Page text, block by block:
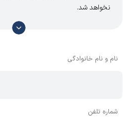
نخواهد شد.
با توجه به آن که امکان موافقت
وجود دارد، معمولا نظراتی که محتوای
نام و نام خانوادگی
شماره تلفن